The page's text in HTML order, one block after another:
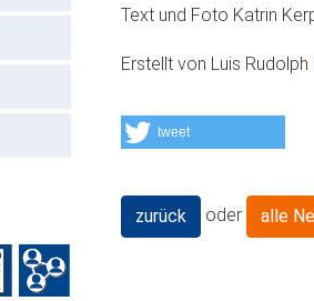
Text und Foto Katrin
Erstellt von Luis Rudolph
tweet
zurück oder alle